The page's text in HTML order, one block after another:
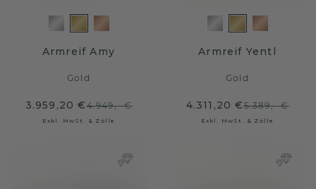
Armreif Amy
Gold
3.959,20 €4.949,- €
Exkl. MwSt. & Zölle
Armreif Yentl
Gold
4.311,20 €5.389,- €
Exkl. MwSt. & Zölle